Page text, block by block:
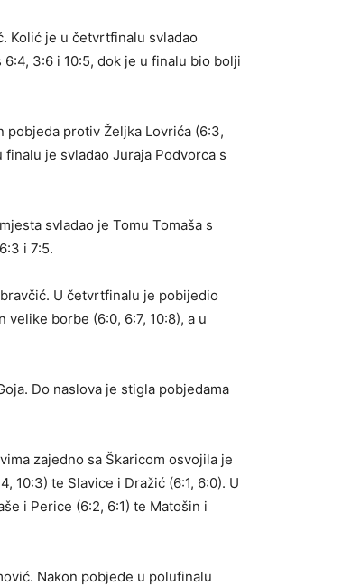
Kolić je u četvrtfinalu svladao
3:6 i 10:5, dok je u finalu bio bolji
protiv Željka Lovrića (6:3,
finalu je svladao Juraja Podvorca s
svladao je Tomu Tomaša s
i 7:5.
U četvrtfinalu je pobijedio
borbe (6:0, 6:7, 10:8), a u
Do naslova je stigla pobjedama
zajedno sa Škaricom osvojila je
10:3) te Slavice i Dražić (6:1, 6:0). U
i Perice (6:2, 6:1) te Matošin i
Nakon pobjede u polufinalu